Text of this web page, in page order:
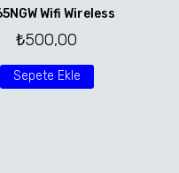
Wifi Wireless
₺500,00
Sepete Ekle